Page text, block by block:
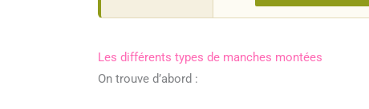
Les différents types de manches montées
On trouve d’abord :